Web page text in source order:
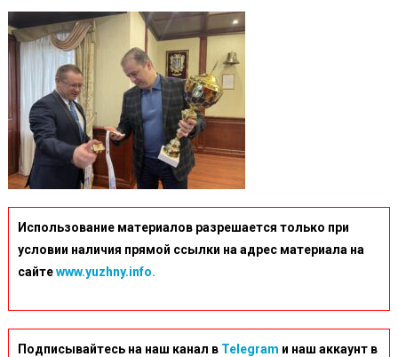
Использование материалов разрешается только при
условии наличия прямой ссылки на адрес материала на
сайтеwww.yuzhny.info.
Подписывайтесь на наш канал в Telegram и наш аккаунт в